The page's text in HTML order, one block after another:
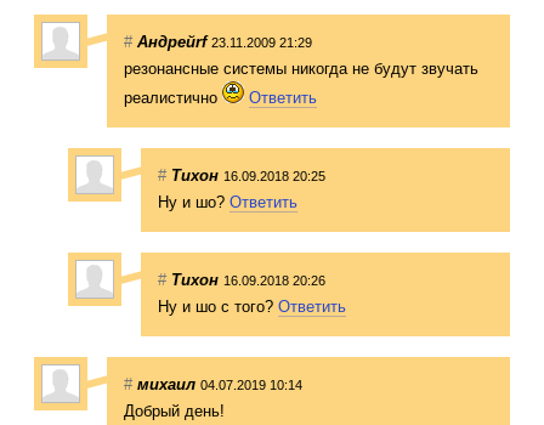
# Андрейrf 23.11.2009 21:29
резонансные системы никогда не будут звучать
реалистично
Ответить
# Тихон 16.09.2018 20:25
Ну и шо? Ответить
# Тихон 16.09.2018 20:26
Ну и шо с того? Ответить
# михаил 04.07.2019 10:14
Добрый день!